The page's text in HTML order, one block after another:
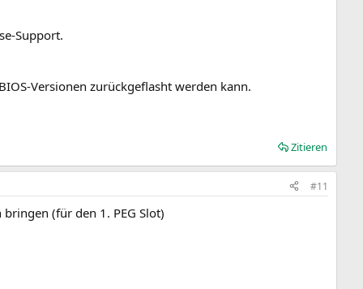
Support.
Versionen zurückgeflasht werden kann.
Zitieren
#11
(für den 1. PEG Slot)